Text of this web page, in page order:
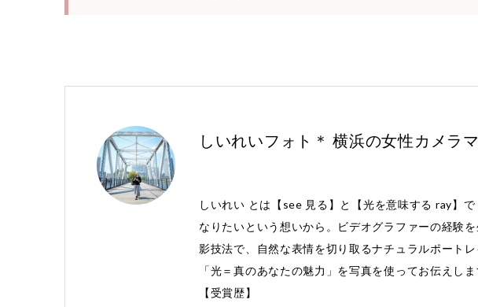
しいれいフォト＊ 横浜の女性カメラ
しいれい とは【see 見る】と【光を意味する ray】
なりたいという想いから。ビデオグラファーの経験
影技法で、自然な表情を切り取るナチュラルポートレ
「光＝真のあなたの魅力」を写真を使ってお伝えしま
【受賞歴】